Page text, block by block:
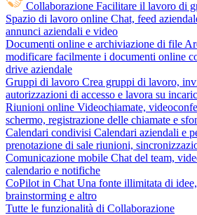
Collaborazione Facilitare il lavoro di
Spazio di lavoro online Chat, feed
annunci aziendali e video
Documenti online e archiviazione di file
modificare facilmente i documenti online
drive aziendale
Gruppi di lavoro Crea gruppi di lavoro,
autorizzazioni di accesso e lavora su
Riunioni online Videochiamate,
schermo, registrazione delle chiamate e
Calendari condivisi Calendari aziendali e
prenotazione di sale riunioni,
Comunicazione mobile Chat del team,
calendario e notifiche
CoPilot in Chat Una fonte illimitata di
brainstorming e altro
Tutte le funzionalità di Collaborazione